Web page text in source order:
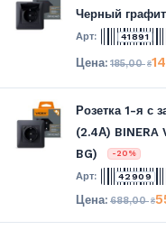
Черный
41891
185,00₴
Розетка 1-я с
(2.4А) BINERA
BG)
-20%
42909
688,00₴